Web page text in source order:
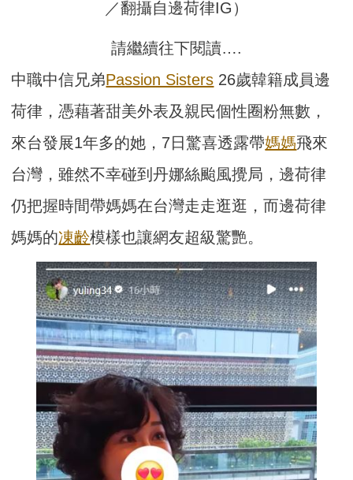
／翻攝自邊荷律IG）
請繼續往下閱讀….
中職中信兄弟Passion Sisters 26歲韓籍成員邊
荷律，憑藉著甜美外表及親民個性圈粉無數，
來台發展1年多的她，7日驚喜透露帶媽媽飛來
台灣，雖然不幸碰到丹娜絲颱風攪局，邊荷律
仍把握時間帶媽媽在台灣走走逛逛，而邊荷律
媽媽的凍齡模樣也讓網友超級驚艷。